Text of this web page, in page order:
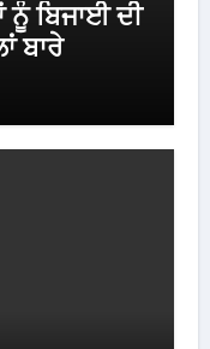
ਨੂੰ ਬਿਜਾਈ ਦੀ
ਬਾਰੇ